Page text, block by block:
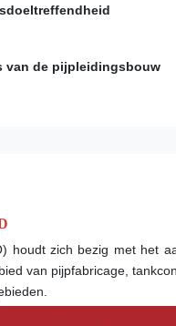
van de pijpleidingsbouw
houdt zich bezig met het
van pijpfabricage,